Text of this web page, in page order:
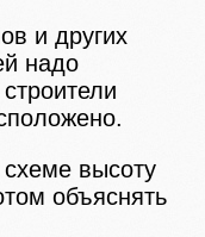
и других
надо
высоту
объяснять